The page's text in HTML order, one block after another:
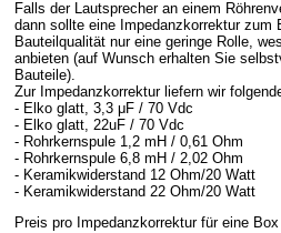
Falls der Lautsprecher an einem
dann sollte eine Impedanzkorrektur
Bauteilqualität nur eine geringe Rolle,
anbieten (auf Wunsch erhalten Sie
Bauteile).
Zur Impedanzkorrektur liefern wir
- Elko glatt, 3,3 μF / 70 Vdc
- Elko glatt, 22uF / 70 Vdc
- Rohrkernspule 1,2 mH / 0,61 Ohm
- Rohrkernspule 6,8 mH / 2,02 Ohm
- Keramikwiderstand 12 Ohm/20 Watt
- Keramikwiderstand 22 Ohm/20 Watt
Preis pro Impedanzkorrektur für eine